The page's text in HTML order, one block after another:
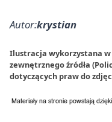
Autor:krystian
Ilustracja wykorzystana
zewnętrznego źródła
dotyczących praw do